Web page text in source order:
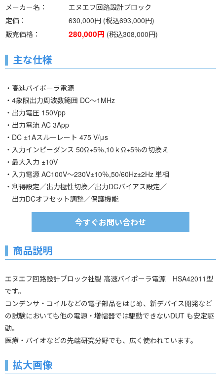
メーカー名
エヌエフ回路設計ブロック
定価
630,000円 (税込693,000円)
販売価格
280,000円 (税込308,000円)
主な仕様
・高速バイポーラ電源
・4象限出力周波数範囲 DC～1MHz
・出力電圧 150Vpp
・出力電流 AC 3App
・DC ±1Aスルーレート 475 V/μs
・入力インピーダンス 50Ω+5％,10ｋΩ+5％の切換え
・最大入力 ±10V
・入力電源 AC100V～230V±10％,50/60Hz±2Hz 単相
・利得設定／出力極性切換／出力DCバイアス設定／
出力DCオフセット調整／保護機能
今すぐお問い合わせ
商品説明
エヌエフ回路設計ブロック社製 高速バイポーラ電源 HSA42011型
です。
コンデンサ・コイルなどの電子部品をはじめ、新デバイス開発など
の試験においても他の電源・増幅器では駆動できないDUT も安定駆
動。
医療・バイオなどの先端研究分野でも、広く使われています。
拡大画像